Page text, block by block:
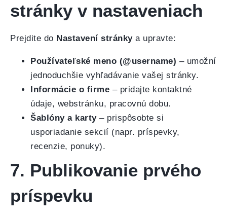
stránky v nastaveniach
Prejdite do Nastavení stránkya upravte:
Používateľské meno (@username) – umožní
jednoduchšie vyhľadávanie vašej stránky.
Informácie o firme – pridajte kontaktné
údaje, webstránku, pracovnú dobu.
Šablóny a karty– prispôsobte si
usporiadanie sekcií (napr. príspevky,
recenzie, ponuky).
7. Publikovanie prvého
príspevku